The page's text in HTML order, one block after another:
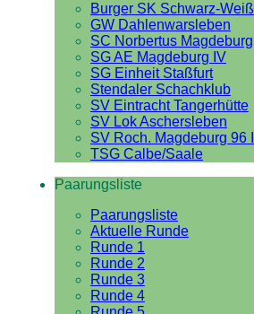
Burger SK Schwarz-Weiß
GW Dahlenwarsleben
SC Norbertus Magdeburg
SG AE Magdeburg IV
SG Einheit Staßfurt
Stendaler Schachklub
SV Eintracht Tangerhütte
SV Lok Aschersleben
SV Roch. Magdeburg 96 II
TSG Calbe/Saale
Paarungsliste
Paarungsliste
Aktuelle Runde
Runde 1
Runde 2
Runde 3
Runde 4